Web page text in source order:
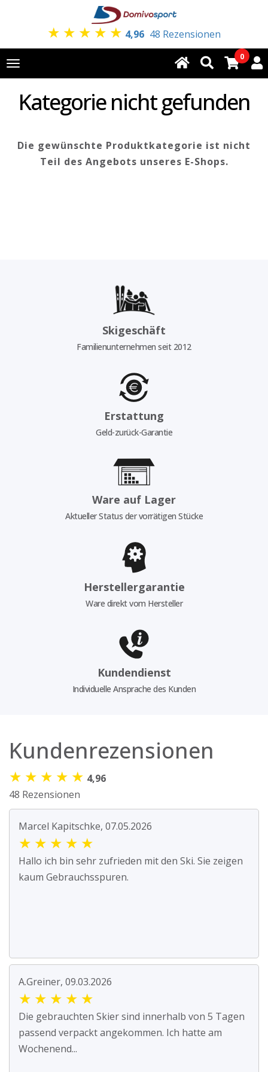
★ ★ ★ ★ ★ 4,96 48 Rezensionen
Toggle
navigation
0
Kategorie nicht gefunden
Die gewünschte Produktkategorie ist nicht
Teil des Angebots unseres E-Shops.
Skigeschäft
Familienunternehmen seit 2012
Erstattung
Geld-zurück-Garantie
Ware auf Lager
Aktueller Status der vorrätigen Stücke
Herstellergarantie
Ware direkt vom Hersteller
Kundendienst
Individuelle Ansprache des Kunden
Kundenrezensionen
★ ★ ★ ★ ★ 4,96
48 Rezensionen
Marcel Kapitschke, 07.05.2026
★ ★ ★ ★ ★
Hallo ich bin sehr zufrieden mit den Ski. Sie zeigen
kaum Gebrauchsspuren.
A.Greiner, 09.03.2026
★ ★ ★ ★ ★
Die gebrauchten Skier sind innerhalb von 5 Tagen
passend verpackt angekommen. Ich hatte am
Wochenend...